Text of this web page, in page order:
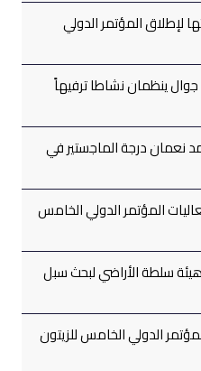
لإطلاق المؤتمر الدولي
جوال ينظمان نشاطا ترفيهاً
نعمان درجة الماجستير في
المؤتمر الدولي الخامس
سلطة الأراضي لبحث سبل
الدولي الخامس للزيتون